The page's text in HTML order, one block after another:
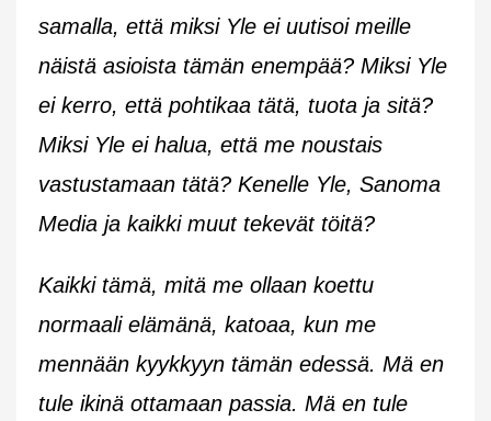
samalla, että miksi Yle ei uutisoi meille
näistä asioista tämän enempää? Miksi Yle
ei kerro, että pohtikaa tätä, tuota ja sitä?
Miksi Yle ei halua, että me noustais
vastustamaan tätä? Kenelle Yle, Sanoma
Media ja kaikki muut tekevät töitä?
Kaikki tämä, mitä me ollaan koettu
normaali elämänä, katoaa, kun me
mennään kyykkyyn tämän edessä. Mä en
tule ikinä ottamaan passia. Mä en tule